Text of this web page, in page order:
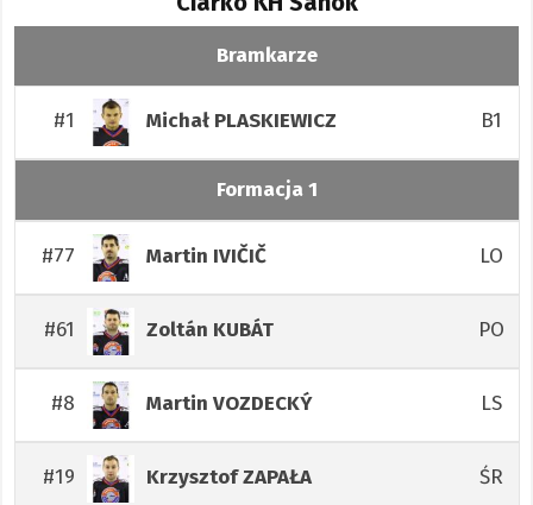
Bramkarze
#1 Michał PLASKIEWICZ B1
Formacja 1
#77 Martin IVIČIČ LO
#61 Zoltán KUBÁT PO
#8 Martin VOZDECKÝ LS
#19 KrzysztofZAPAŁA ŚR